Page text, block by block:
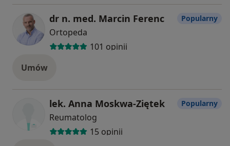
dr n. med. Marcin Ferenc
Ortopeda
101 opinii
Popularny
Umów
lek. Anna Moskwa-Ziętek
Reumatolog
15 opinii
Popularny